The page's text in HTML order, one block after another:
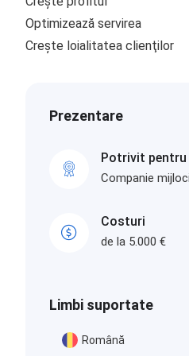
Optimizează servirea
Creşte loialitatea clienţilor
Prezentare
Potrivit pentru
Companie
Costuri
de la 5.000 €
Limbi suportate
Română